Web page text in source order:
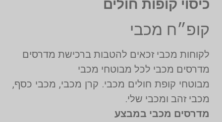
כיסוי קופות חולים
קופ״ח מכבי
לקוחות מכבי זכאים להטבות ברכישת מדרסים
מדרסים מכבי לכל מבוטחי מכבי
מבוטחי קופת חולים מכבי. קרן מכבי, מכבי כסף,
מכבי זהב ומכבי שלי.
מדרסים מכבי במבצע